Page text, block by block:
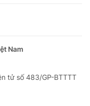
Nam
tử số 483/GP-BTTTT